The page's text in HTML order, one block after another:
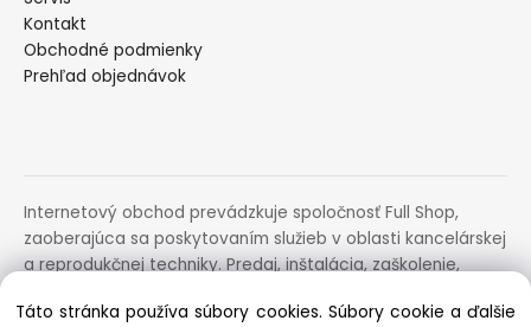
Kontakt
Obchodné podmienky
Prehľad objednávok
Internetový obchod prevádzkuje spoločnosť Full Shop,
zaoberajúca sa poskytovaním služieb v oblasti kancelárskej
a reprodukčnej techniky. Predaj, inštalácia, zaškolenie,
zariadení.
Táto stránka používa súbory cookies. Súbory cookie a ďalšie